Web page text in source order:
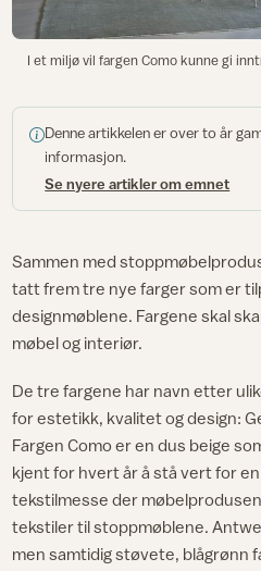
I et miljø vil fargen Como kunne gi
Denne artikkelen er over to år
informasjon.
Se nyere artikler om emnet
Sammen med
tatt frem tre nye farger som er
designmøblene. Fargene skal
møbel og interiør.
De tre fargene har navn etter
for estetikk, kvalitet og design:
Fargen Como er en dus beige
kjent for hvert år å stå vert for
tekstilmesse der
tekstiler til stoppmøblene.
men samtidig støvete, blågrønn